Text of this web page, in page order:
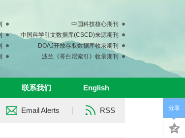
中国科技核心期刊
中国科学引文数据库(CSCD)来源期刊
DOAJ开放存取数据库收录期刊
波兰《哥白尼索引》收录期刊
联系我们 English
Email Alerts RSS 分享